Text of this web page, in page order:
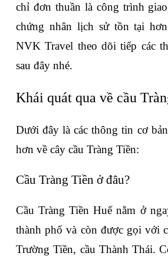
chỉ đơn thuần là công trình
chứng nhân lịch sử tồn tại
NVK Travel theo dõi tiếp các
sau đây nhé.
Khái quát qua về cầu
Dưới đây là các thông tin cơ
hơn về cây cầu Tràng Tiền:
Cầu Tràng Tiền ở đâu?
Cầu Tràng Tiền Huế nằm ở
thành phố và còn được gọi với
Trường Tiền, cầu Thành Thái.